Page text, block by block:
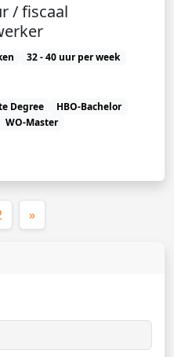
/ fiscaal
32 - 40 uur per week
Degree
HBO-Bachelor
WO-Master
»